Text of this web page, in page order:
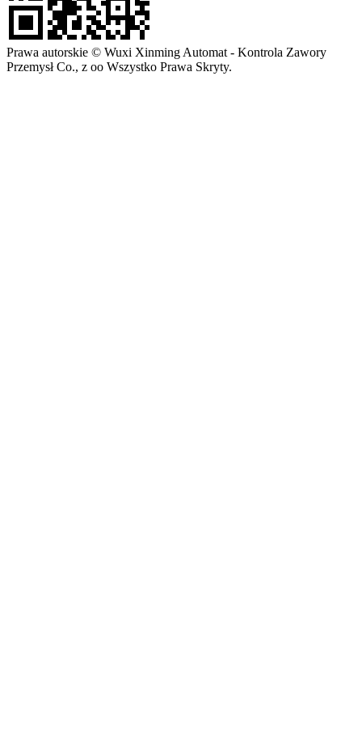
Prawa autorskie © Wuxi Xinming Automat - Kontrola Zawory
Przemysł Co., z oo Wszystko Prawa Skryty.